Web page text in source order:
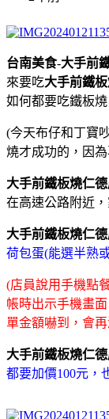
台南美食-大手前
來要吃大手前鐵
如何都要吃鐵板燒
(今天布仔和丁寶
燒才成功的，因
大手前鐵板燒仁
在高速公路附近
大手前鐵板燒仁
荷包蛋(能選半熟
(店員說用手機點
帳時出示手機畫
單金額嚇到，會
大手前鐵板燒仁
都要加價100元，